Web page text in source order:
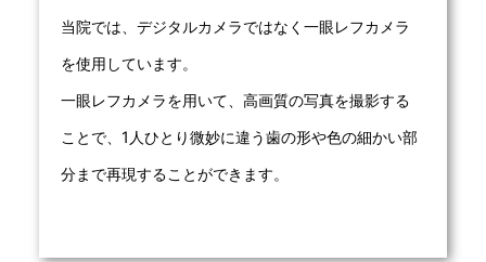
当院では、デジタルカメラではなく一眼レフカメラ
を使用しています。
一眼レフカメラを用いて、高画質の写真を撮影する
ことで、1人ひとり微妙に違う歯の形や色の細かい部
分まで再現することができます。